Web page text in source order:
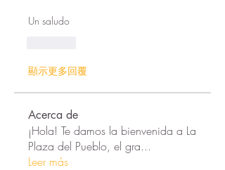
Un saludo
顯示更多回覆
Acerca de
¡Hola! Te damos la bienvenida a La
Plaza del Pueblo, el gra...
Leer más